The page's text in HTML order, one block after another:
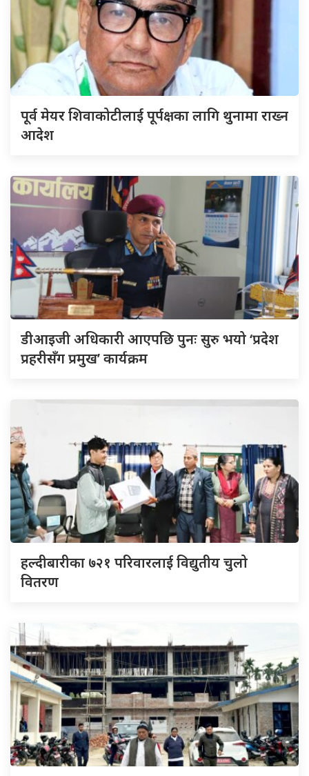
पूर्व मेयर शिवाकोटीलाई पूर्पक्षका लागि थुनामा राख्न
आदेश
डीआइजी अधिकारी आएपछि पुनः सुरु भयो ‘प्रदेश
प्रहरीसँग प्रमुख’ कार्यक्रम
हल्दीबारीका ७२१ परिवारलाई विद्युतीय चुलो
वितरण